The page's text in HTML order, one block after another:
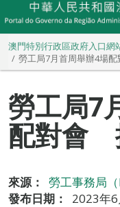
澳門特別行政區政府入口網
勞工局7月首周舉辦4場
勞工局7
配對會
來源：
勞工事務局（
發布日期：
2023年